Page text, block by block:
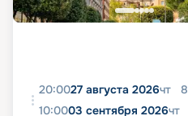
20:0027 августа 2026чт 8
10:0003 сентября 2026чт